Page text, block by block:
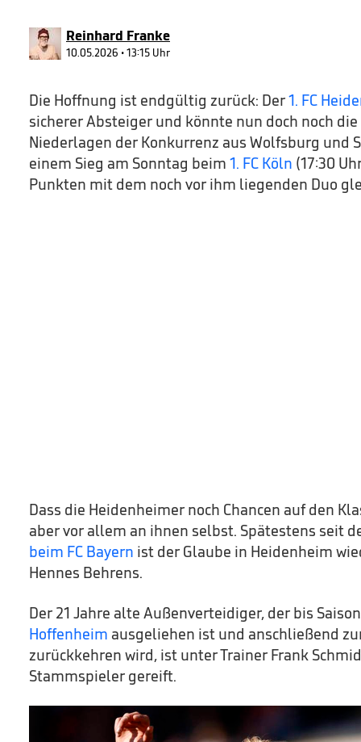
90%
Reinhard Franke
10.05.2026 • 13:15 Uhr
Die Hoffnung ist endgültig zurück: Der1. FC
sicherer Absteiger und könnte nun doch noch
Niederlagen der Konkurrenz aus Wolfsburg und
einem Sieg am Sonntag beim 1. FC Köln (17:30
Punkten mit dem noch vor ihm liegenden Duo
Dass die Heidenheimer noch Chancen auf den
aber vor allem an ihnen selbst. Spätestens seit
beim FC Bayern ist der Glaube in Heidenheim
Hennes Behrens.
Der 21 Jahre alte Außenverteidiger, der bis
Hoffenheim ausgeliehen ist und anschließend
zurückkehren wird, ist unter Trainer Frank
Stammspieler gereift.